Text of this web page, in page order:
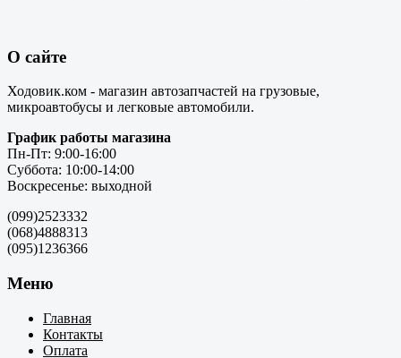
О сайте
Ходовик.ком - магазин автозапчастей на грузовые,
микроавтобусы и легковые автомобили.
График работы магазина
Пн-Пт: 9:00-16:00
Суббота: 10:00-14:00
Воскресенье: выходной
(099)2523332
(068)4888313
(095)1236366
Меню
Главная
Контакты
Оплата